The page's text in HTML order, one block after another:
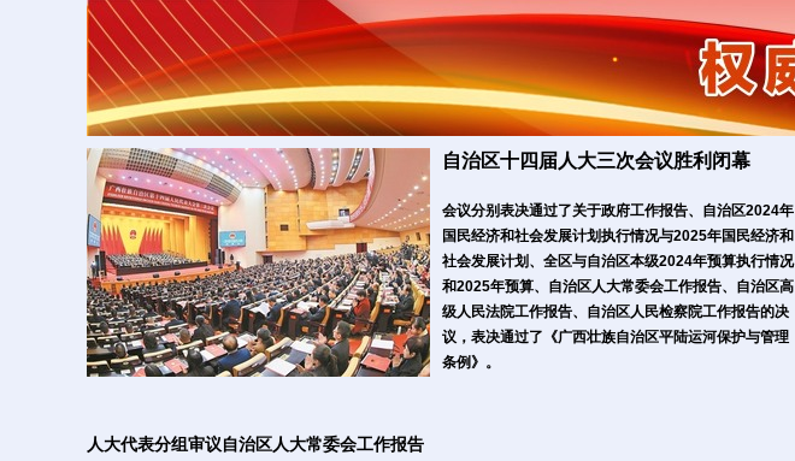
自治区十四届人大三次会议胜利闭幕
会议分别表决通过了关于政府工作报告、自治区2024年
国民经济和社会发展计划执行情况与2025年国民经济和
社会发展计划、全区与自治区本级2024年预算执行情况
和2025年预算、自治区人大常委会工作报告、自治区高
级人民法院工作报告、自治区人民检察院工作报告的决
议，表决通过了《广西壮族自治区平陆运河保护与管理
条例》。
人大代表分组审议自治区人大常委会工作报告